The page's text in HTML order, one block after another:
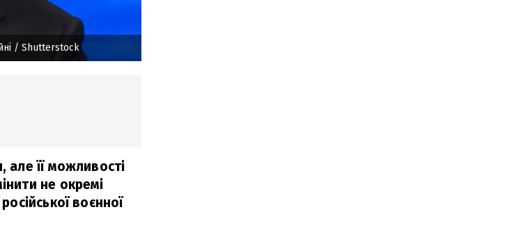
/ Shutterstock
її можливості
не окремі
воєнної